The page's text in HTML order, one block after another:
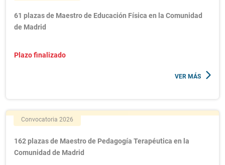
61 plazas de Maestro de Educación Física en la Comunidad
de Madrid
Plazo finalizado
VER MÁS
Convocatoria 2026
162 plazas de Maestro de Pedagogía Terapéutica en la
Comunidad de Madrid